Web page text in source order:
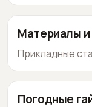
Материалы и
Прикладные
Погодные